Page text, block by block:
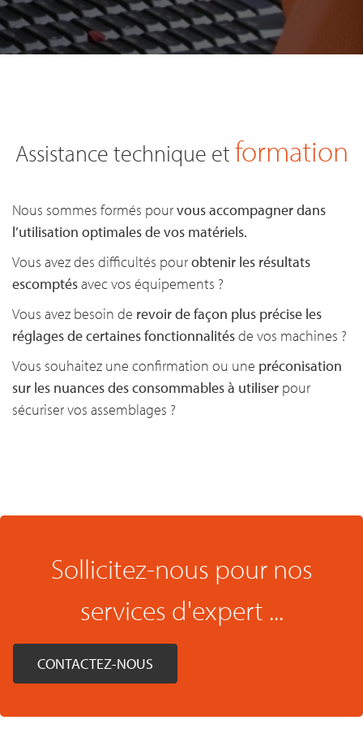
Assistance technique et formation
Nous sommes formés pourvous accompagner dans
l’utilisation optimales de vos matériels.
Vous avez des difficultés pourobtenir les résultats
escomptésavec vos équipements ?
Vous avez besoin de revoir de façon plus précise les
réglages de certaines fonctionnalitésde vos machines ?
Vous souhaitez une confirmation ou une préconisation
sur les nuances des consommables à utiliser pour
sécuriser vos assemblages ?
Sollicitez-nous pour nos
services d'expert ...
CONTACTEZ-NOUS